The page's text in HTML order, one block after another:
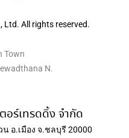
All rights reserved.
Town
N.
อร์เทรดดิ้ง จำกัด
อ.เมือง จ.ชลบุรี 20000